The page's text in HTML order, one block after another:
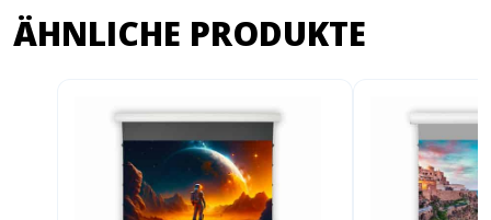
ÄHNLICHE PRODUKTE